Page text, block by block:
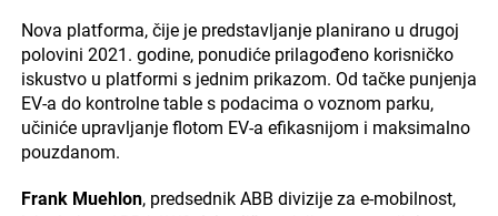
Nova platforma, čije je predstavljanje planirano u drugoj
polovini 2021. godine, ponudiće prilagođeno korisničko
iskustvo u platformi s jednim prikazom. Od tačke punjenja
EV-a do kontrolne table s podacima o voznom parku,
učiniće upravljanje flotom EV-a efikasnijom i maksimalno
pouzdanom.
Frank Muehlon, predsednik ABB divizije za e-mobilnost,